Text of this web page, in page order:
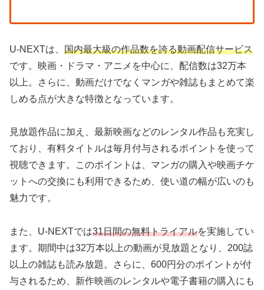
U-NEXTは、 国内最大級の作品数を誇る動画配信サービス
です。映画・ドラマ・アニメを中心に、配信数は32万本
以上。さらに、動画だけでなくマンガや雑誌もまとめて楽
しめる点が大きな特徴となっています。
見放題作品に加え、最新映画などのレンタル作品も充実し
ており、有料タイトルは毎月付与されるポイントを使って
視聴できます。このポイントは、マンガの購入や映画チケ
ットへの交換にも利用できるため、使い道の幅が広いのも
魅力です。
また、U-NEXTでは31日間の無料トライアルを実施してい
ます。期間中は32万本以上の動画が見放題となり、200誌
以上の雑誌も読み放題。さらに、600円分のポイントが付
与されるため、新作映画のレンタルや電子書籍の購入にも